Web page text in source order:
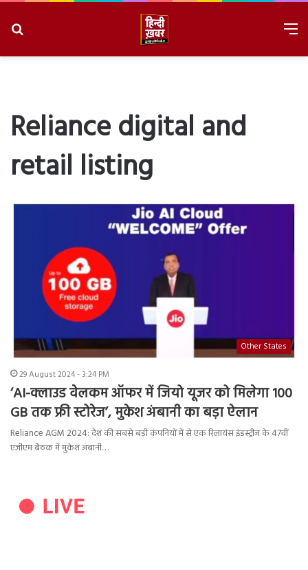
Reliance digital and
retail listing
Other States
29 August 2024 - 3:24 PM
‘AI-क्लाउड वेलकम ऑफर में जियो यूजर को मिलेगा 100
GB तक फ्री स्टोरेज’, मुकेश अंबानी का बड़ा ऐलान
Reliance AGM 2024: देश की सबसे बड़ी कंपनियों में से एक रिलायंस इंडस्ट्रीज के 47वीं
एजीएम बैठक में मुकेश अंबानी…